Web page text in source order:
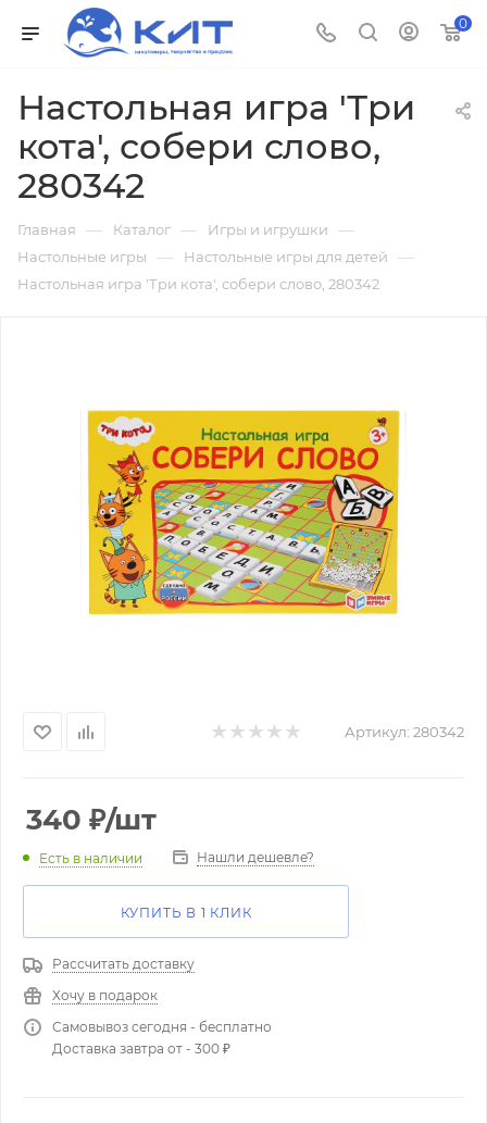
0
Настольная игра 'Три
кота', собери слово,
280342
Главная — Каталог — Игры и игрушки —
Настольные игры — Настольные игры для детей —
Настольная игра 'Три кота', собери слово, 280342
Артикул: 280342
340 ₽/шт
Есть в наличии Нашли дешевле?
КУПИТЬ В 1 КЛИК
Рассчитать доставку
Хочу в подарок
Самовывоз сегодня - бесплатно
Доставка завтра от - 300 ₽